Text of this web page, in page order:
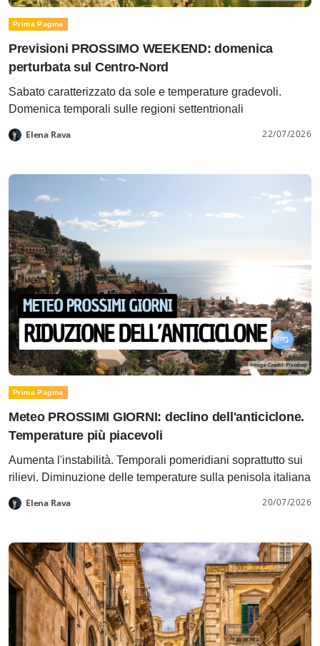
Prima Pagina
Previsioni PROSSIMO WEEKEND: domenica
perturbata sul Centro-Nord
Sabato caratterizzato da sole e temperature gradevoli.
Domenica temporali sulle regioni settentrionali
Elena Rava 22/07/2026
Prima Pagina
Meteo PROSSIMI GIORNI: declino dell'anticiclone.
Temperature più piacevoli
Aumenta l'instabilità. Temporali pomeridiani soprattutto sui
rilievi. Diminuzione delle temperature sulla penisola italiana
Elena Rava 20/07/2026